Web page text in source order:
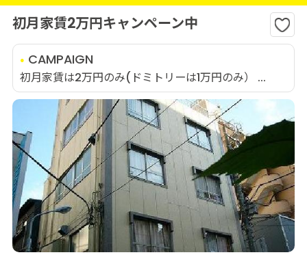
初月家賃2万円キャンペーン中
CAMPAIGN
初月家賃は2万円のみ(ドミトリーは1万円のみ） ...